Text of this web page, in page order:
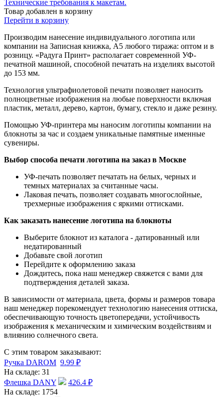
Технические требования к макетам.
Товар добавлен в корзину
Перейти в корзину
Производим нанесение индивидуального логотипа или
компании на Записная книжка, A5 любого тиража: оптом и в
розницу. «Радуга Принт» располагает современной УФ-
печатной машиной, способной печатать на изделиях высотой
до 153 мм.
Технология ультрафиолетовой печати позволяет наносить
полноцветные изображения на любые поверхности включая
пластик, металл, дерево, картон, бумагу, стекло и даже резину.
Помощью УФ-принтера мы наносим логотипы компании на
блокноты за час и создаем уникальные памятные именные
сувениры.
Выбор способа печати логотипа на заказ в Москве
УФ-печать позволяет печатать на белых, черных и
темных материалах за считанные часы.
Лаковая печать, позволяет создавать многослойные,
трехмерные изображения с яркими оттисками.
Как заказать нанесение логотипа на блокноты
Выберите блокнот из каталога - датированный или
недатированный
Добавьте свой логотип
Перейдите к оформлению заказа
Дождитесь, пока наш менеджер свяжется с вами для
подтверждения деталей заказа.
В зависимости от материала, цвета, формы и размеров товара
наш менеджер порекомендует технологию нанесения оттиска,
обеспечивающую точность цветопередачи, устойчивость
изображения к механическим и химическим воздействиям и
влиянию солнечного света.
С этим товаром заказывают:
Ручка DAROM 9.99 ₽
На складе: 31
Флешка DANY
426.4 ₽
На складе: 1754